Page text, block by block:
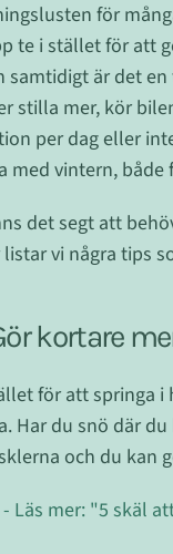
för
te i stället för att
samtidigt är det
stilla mer, kör
per dag eller
med vintern,
det segt att
listar vi några tips
kortare
för att springa
Har du snö där
och du kan
- Läs mer: "5 skäl